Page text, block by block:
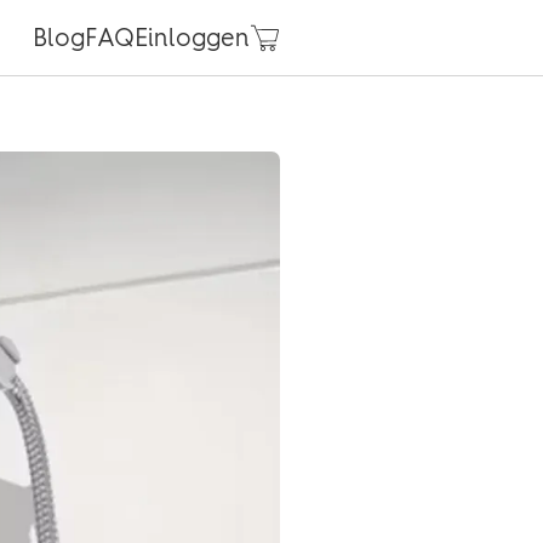
BlogFAQEinloggen